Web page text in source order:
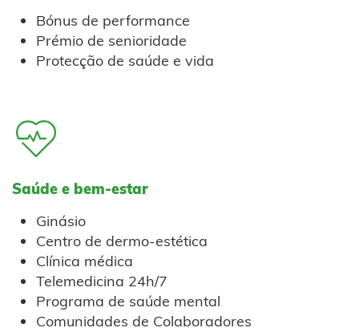
Bónus de performance
Prémio de senioridade
Protecção de saúde e vida
Saúde e bem-estar
Ginásio
Centro de dermo-estética
Clínica médica
Telemedicina 24h/7
Programa de saúde mental
Comunidades de Colaboradores